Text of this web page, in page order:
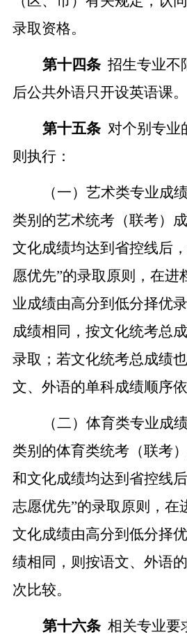
录取资格。
第十四条 招生专业不
后公共外语只开设英语课。
第十五条 对个别专业
则执行：
（一） 艺术类专业成
类别的艺术统考（联考）成
文化成绩均达到省控线后
愿优先”的录取原则，在进
业成绩由高分到低分择优
成绩相同，按文化统考总
录取；若文化统考总成绩
文、外语的单科成绩顺序依
（二）体育类专业成
类别的体育类统考（联考
和文化成绩均达到省控线
志愿优先”的录取原则，在
文化成绩由高分到低分择
绩相同，则按语文、外语
次比较。
第十六条 相关专业要